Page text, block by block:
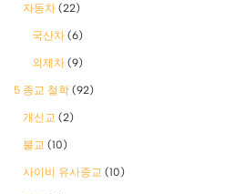
자동차 (22)
국산차 (6)
외제차 (9)
5 종교 철학 (92)
개신교 (2)
불교 (10)
사이비 유사종교 (10)